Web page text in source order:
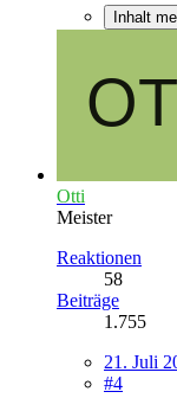
Inhalt
Otti
Meister
Reaktionen
58
Beiträge
1.755
21. Juli
#4